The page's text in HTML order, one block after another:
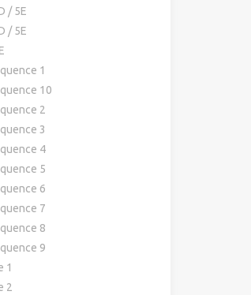
/ 5E
/ 5E
1
10
2
3
4
5
6
7
8
9
1
2